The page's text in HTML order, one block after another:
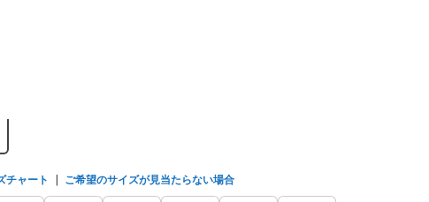
チャート ご希望のサイズが見当たらない場合